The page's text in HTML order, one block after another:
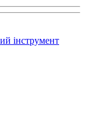
інструмент